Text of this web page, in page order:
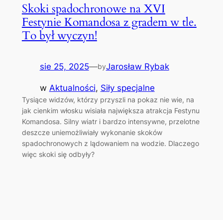
Skoki spadochronowe na XVI
Festynie Komandosa z gradem w tle.
To był wyczyn!
sie 25, 2025—byJarosław Rybak
w Aktualności, Siły specjalne
Tysiące widzów, którzy przyszli na pokaz nie wie, na
jak cienkim włosku wisiała największa atrakcja Festynu
Komandosa. Silny wiatr i bardzo intensywne, przelotne
deszcze uniemożliwiały wykonanie skoków
spadochronowych z lądowaniem na wodzie. Dlaczego
więc skoki się odbyły?